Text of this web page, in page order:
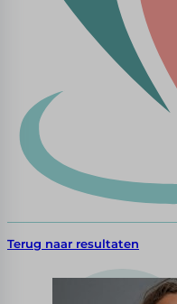
Terug naar resultaten